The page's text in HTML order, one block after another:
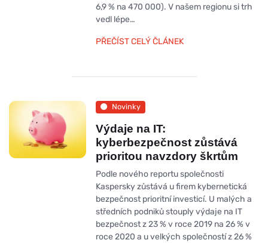
6,9 % na 470 000). V našem regionu si trh
vedl lépe…
PŘEČÍST CELÝ ČLÁNEK
Novinky
Výdaje na IT:
kyberbezpečnost zůstává
prioritou navzdory škrtům
Podle nového reportu společnosti
Kaspersky zůstává u firem kybernetická
bezpečnost prioritní investicí. U malých a
středních podniků stouply výdaje na IT
bezpečnost z 23 % v roce 2019 na 26 % v
roce 2020 a u velkých společností z 26 %